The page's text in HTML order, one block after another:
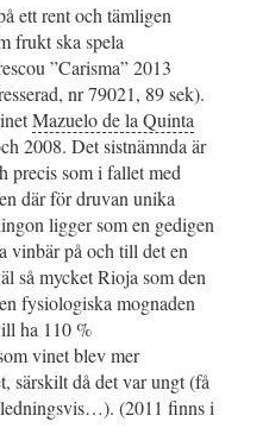
ett rent och tämligen
frukt ska spela
”Carisma” 2013
nr 79021, 89 sek).
Mazuelo de la Quinta
2008. Det sistnämnda är
precis som i fallet med
där för druvan unika
ligger som en gedigen
vinbär på och till det en
så mycket Rioja som den
fysiologiska mognaden
ha 110 %
vinet blev mer
särskilt då det var ungt (få
(2011 finns i